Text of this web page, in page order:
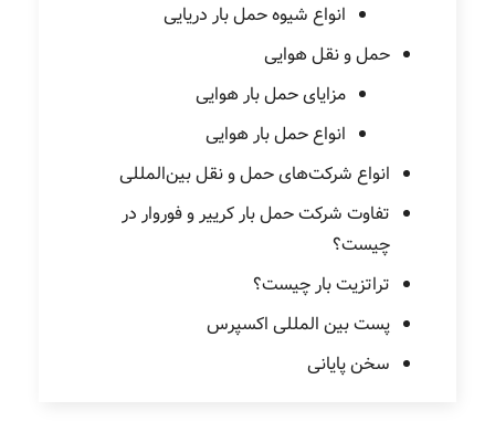
انواع شیوه حمل بار دریایی
حمل‌ و نقل هوایی
مزایای حمل بار هوایی
انواع حمل بار هوایی
انواع شرکت‌های حمل‌ و نقل بین‌المللی
تفاوت شرکت حمل بار کرییر و فوروار در
چیست؟
تراتزیت بار چیست؟
پست بین‌ المللی اکسپرس
سخن پایانی